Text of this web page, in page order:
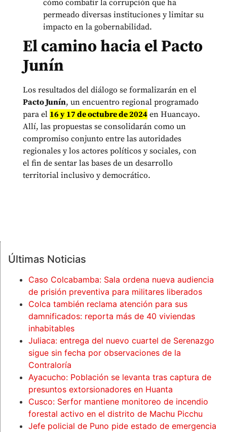
cómo combatir la corrupción que ha
permeado diversas instituciones y limitar su
impacto en la gobernabilidad.
El camino hacia el Pacto
Junín
Los resultados del diálogo se formalizarán en el
Pacto Junín, un encuentro regional programado
para el 16 y 17 de octubre de 2024 en Huancayo.
Allí, las propuestas se consolidarán como un
compromiso conjunto entre las autoridades
regionales y los actores políticos y sociales, con
el fin de sentar las bases de un desarrollo
territorial inclusivo y democrático.
Últimas Noticias
Caso Colcabamba: Sala ordena nueva audiencia
de prisión preventiva para militares liberados
Colca también reclama atención para sus
damnificados: reporta más de 40 viviendas
inhabitables
Juliaca: entrega del nuevo cuartel de Serenazgo
sigue sin fecha por observaciones de la
Contraloría
Ayacucho: Población se levanta tras captura de
presuntos extorsionadores en Huanta
Cusco: Serfor mantiene monitoreo de incendio
forestal activo en el distrito de Machu Picchu
Jefe policial de Puno pide estado de emergencia